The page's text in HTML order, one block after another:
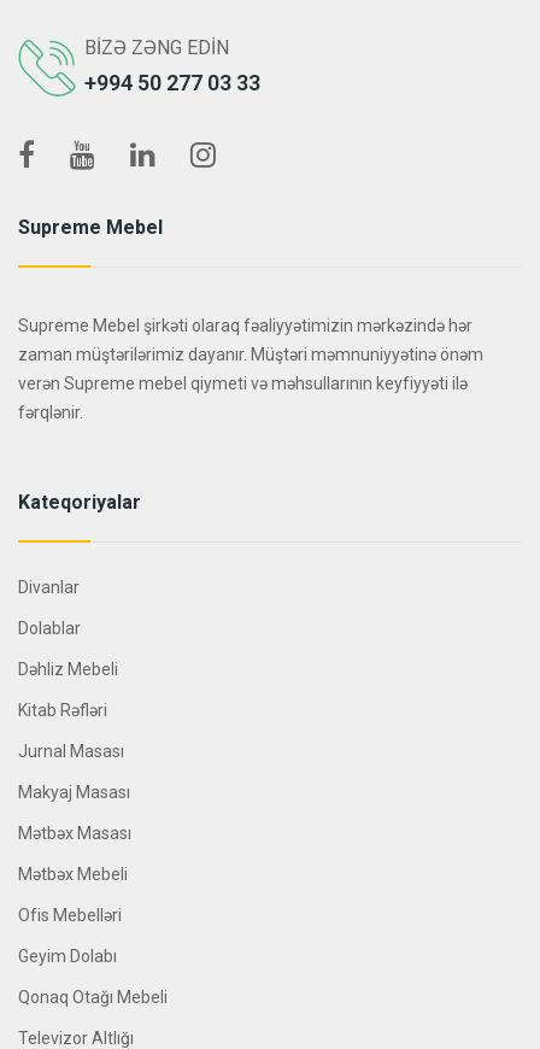
BIZƏ ZƏNG EDIN
+994 50 277 03 33
Supreme Mebel
Supreme Mebel şirkəti olaraq fəaliyyətimizin mərkəzində hər
zaman müştərilərimiz dayanır. Müştəri məmnuniyyətinə önəm
verən Supreme mebel qiymeti və məhsullarının keyfiyyəti ilə
fərqlənir.
Kateqoriyalar
Divanlar
Dolablar
Dəhliz Mebeli
Kitab Rəfləri
Jurnal Masası
Makyaj Masası
Mətbəx Masası
Mətbəx Mebeli
Ofis Mebelləri
Geyim Dolabı
Qonaq Otağı Mebeli
Televizor Altlığı